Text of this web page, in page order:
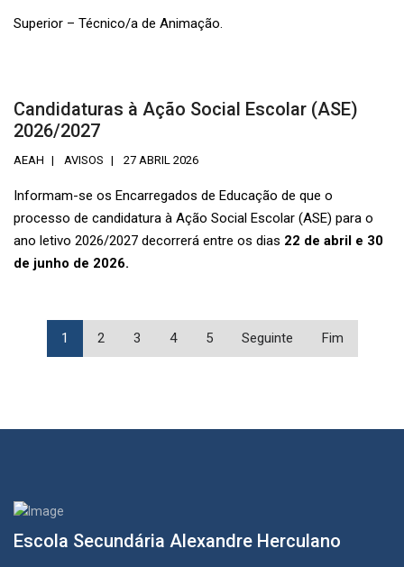
Superior – Técnico/a de Animação.
Candidaturas à Ação Social Escolar (ASE)
2026/2027
AEAH AVISOS 27 ABRIL 2026
Informam-se os Encarregados de Educação de que o
processo de candidatura à Ação Social Escolar (ASE) para o
ano letivo 2026/2027 decorrerá entre os dias 22 de abril e 30
de junho de 2026.
1 2 3 4 5 Seguinte Fim
Escola Secundária Alexandre Herculano